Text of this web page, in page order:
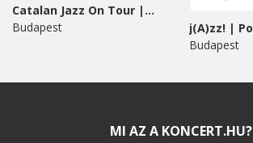
Catalan Jazz On Tour |...
Budapest
Budapest
MI AZ A KONCERT.HU?